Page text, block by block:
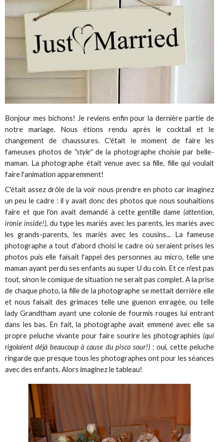
Bonjour mes bichons! Je reviens enfin pour la dernière partie de
notre mariage. Nous étions rendu après le cocktail et le
changement de chaussures. C'était le moment de faire les
fameuses photos de "style"de la photographe choisie par belle-
maman. La photographe était venue avec sa fille, fille qui voulait
faire l'animation apparemment!
C'était assez drôle de la voir nous prendre en photo car imaginez
un peu le cadre : il y avait donc des photos que nous souhaitions
faire et que l'on avait demandé à cette gentille dame (attention,
ironie inside!), du type les mariés avec les parents, les mariés avec
les grands-parents, les mariés avec les cousins... La fameuse
photographe a tout d'abord choisi le cadre où seraient prises les
photos puis elle faisait l'appel des personnes au micro, telle une
maman ayant perdu ses enfants au super U du coin. Et ce n'est pas
tout, sinon le comique de situation ne serait pas complet. A la prise
de chaque photo, la fille de la photographe se mettait derrière elle
et nous faisait des grimaces telle une guenon enragée, ou telle
lady Grandtham ayant une colonie de fourmis rouges lui entrant
dans les bas. En fait, la photographe avait emmené avec elle sa
propre peluche vivante pour faire sourire les photographiés (qui
rigolaient déjà beaucoup à cause du pisco sour!) : oui, cette peluche
ringarde que presque tous les photographes ont pour les séances
avec des enfants. Alors imaginez le tableau!